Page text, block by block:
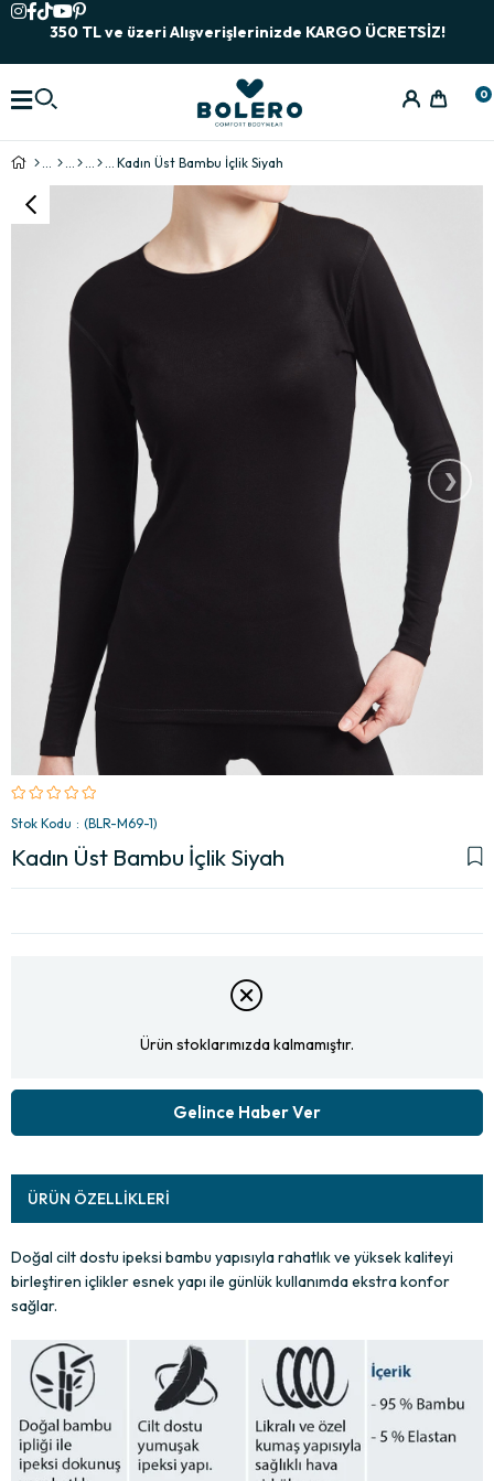
350 TL ve üzeri Alışverişlerinizde KARGO ÜCRETSİZ!
0
Kadın Üst Bambu İçlik Siyah
›
Stok Kodu (BLR-M69-1)
Kadın Üst Bambu İçlik Siyah
Ürün stoklarımızda kalmamıştır.
Gelince Haber Ver
ÜRÜN ÖZELLIKLERI
Doğal cilt dostu ipeksi bambu yapısıyla rahatlık ve yüksek kaliteyi
birleştiren içlikler esnek yapı ile günlük kullanımda ekstra konfor
sağlar.